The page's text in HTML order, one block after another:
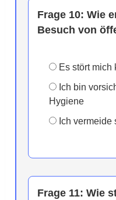
Frage 10: Wie
Besuch von
Es stört mich
Ich bin
Hygiene
Ich
Frage 11: Wie